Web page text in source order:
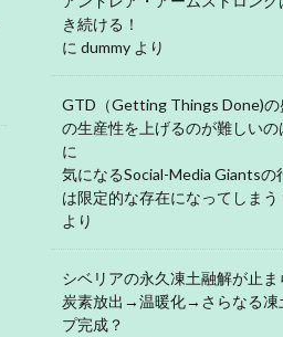
き続ける！
に dummy より
GTD（Getting Things Done)の
の生産性を上げるのが難しいの
に
気になるSocial-Media Giantsの
は限定的な存在になってしまう
より
シベリアの永久凍土融解が止
炭素放出→温暖化→さらなる凍
プ完成？